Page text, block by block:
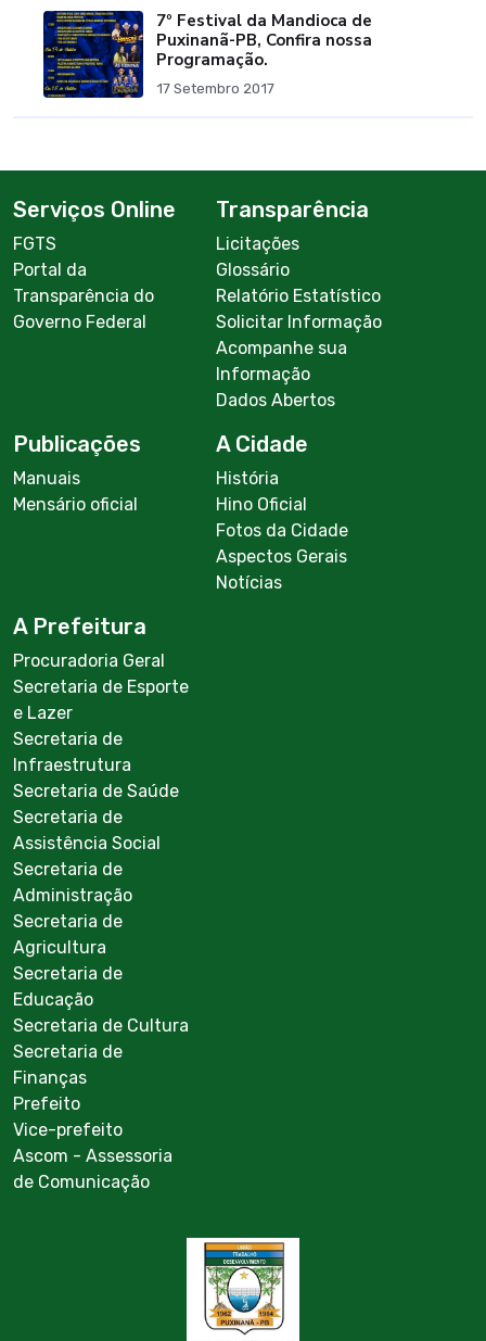
7º Festival da Mandioca de
Puxinanã-PB, Confira nossa
Programação.
17 Setembro 2017
Serviços Online
FGTS
Portal da
Transparência do
Governo Federal
Transparência
Licitações
Glossário
Relatório Estatístico
Solicitar Informação
Acompanhe sua
Informação
Dados Abertos
Publicações
Manuais
Mensário oficial
A Cidade
História
Hino Oficial
Fotos da Cidade
Aspectos Gerais
Notícias
A Prefeitura
Procuradoria Geral
Secretaria de Esporte
e Lazer
Secretaria de
Infraestrutura
Secretaria de Saúde
Secretaria de
Assistência Social
Secretaria de
Administração
Secretaria de
Agricultura
Secretaria de
Educação
Secretaria de Cultura
Secretaria de
Finanças
Prefeito
Vice-prefeito
Ascom - Assessoria
de Comunicação